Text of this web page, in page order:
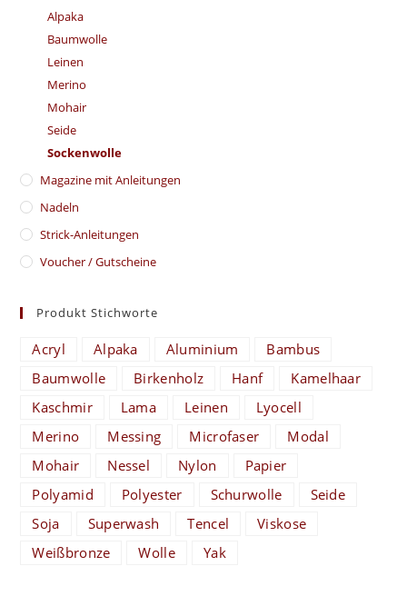
Alpaka
Baumwolle
Leinen
Merino
Mohair
Seide
Sockenwolle
Magazine mit Anleitungen
Nadeln
Strick-Anleitungen
Voucher / Gutscheine
Produkt Stichworte
Acryl Alpaka Aluminium
Bambus
Baumwolle
Birkenholz Hanf
Kamelhaar
Kaschmir
Lama Leinen
Lyocell
Merino
Messing Microfaser
Modal
Mohair
Nessel Nylon
Papier
Polyamid
Polyester Schurwolle
Seide
Soja
Superwash Tencel
Viskose
Weißbronze
Wolle Yak